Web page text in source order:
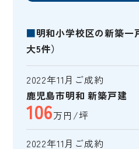
■明和小学校区の新築一
大5件）
2022年11月ご成約
鹿児島市明和 新築戸建
106万円/坪
2022年11月ご成約